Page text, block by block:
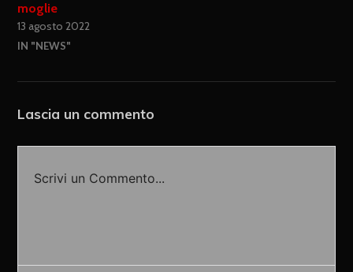
moglie
13 agosto 2022
IN "NEWS"
Lascia un commento
Scrivi un Commento...